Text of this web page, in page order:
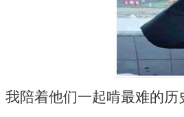
我陪着他们一起啃最难的